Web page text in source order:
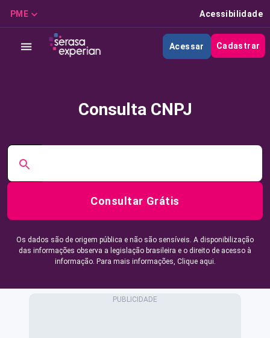
PME Acessibilidade
Acessar Cadastrar
Consulta CNPJ
Consultar Grátis
Os dados são de origem pública e não são sensíveis. A disponibilização
das informações observa a legislação brasileira e o direito de acesso à
informação. Para mais informações, Clique aqui.